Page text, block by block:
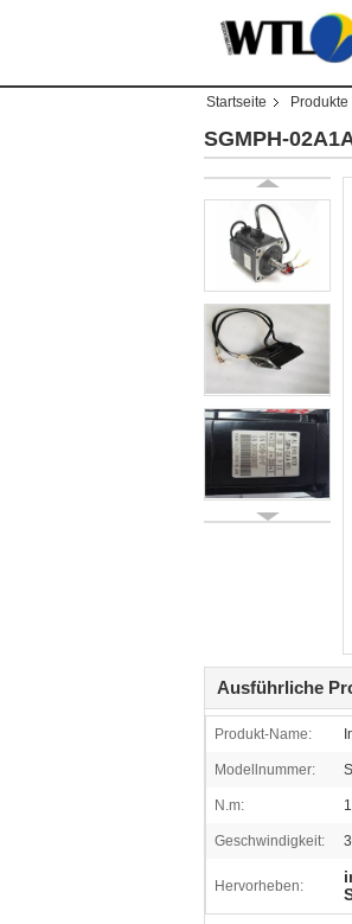
Startseite Produkte
SGMPH-
Ausführliche
Produkt-Name:
Modellnummer:
N.m:
Geschwindigkeit:
Hervorheben: